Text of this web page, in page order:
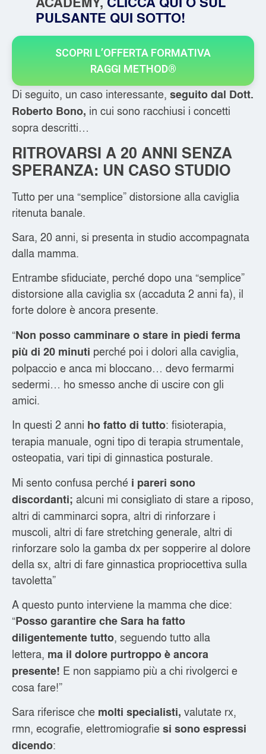
PULSANTE QUI SOTTO!
SCOPRI L’OFFERTA FORMATIVA
RAGGI METHOD®
Di seguito, un caso interessante, seguito dal Dott.
Roberto Bono, in cui sono racchiusi i concetti
sopra descritti…
RITROVARSI A 20 ANNI SENZA
SPERANZA: UN CASO STUDIO
Tutto per una “semplice” distorsione alla caviglia
ritenuta banale.
Sara, 20 anni, si presenta in studio accompagnata
dalla mamma.
Entrambe sfiduciate, perché dopo una “semplice”
distorsione alla caviglia sx (accaduta 2 anni fa), il
forte dolore è ancora presente.
“Non posso camminare o stare in piedi ferma
più di 20 minuti perché poi i dolori alla caviglia,
polpaccio e anca mi bloccano… devo fermarmi
sedermi… ho smesso anche di uscire con gli
amici.
In questi 2 anni ho fatto di tutto: fisioterapia,
terapia manuale, ogni tipo di terapia strumentale,
osteopatia, vari tipi di ginnastica posturale.
Mi sento confusa perché i pareri sono
discordanti; alcuni mi consigliato di stare a riposo,
altri di camminarci sopra, altri di rinforzare i
muscoli, altri di fare stretching generale, altri di
rinforzare solo la gamba dx per sopperire al dolore
della sx, altri di fare ginnastica propriocettiva sulla
tavoletta”
A questo punto interviene la mamma che dice:
“Posso garantire che Sara ha fatto
diligentemente tutto, seguendo tutto alla
lettera, ma il dolore purtroppo è ancora
presente! E non sappiamo più a chi rivolgerci e
cosa fare!”
Sara riferisce che molti specialisti, valutate rx,
rmn, ecografie, elettromiografiesi sono espressi
dicendo: